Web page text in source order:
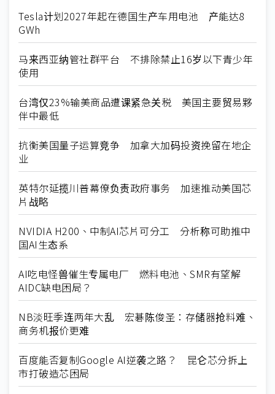
Tesla计划2027年起在德国生产车用电池 产能达8
GWh
马来西亚纳管社群平台 不排除禁止16岁以下青少年
使用
台湾仅23%输美商品遭课紧急关税 美国主要贸易夥
伴中最低
抗衡美国量子运算竞争 加拿大加码投资挽留在地企
业
英特尔延揽川普幕僚负责政府事务 加速推动美国芯
片战略
NVIDIA H200、中制AI芯片可分工 分析称可助推中
国AI生态系
AI吃电怪兽催生专属电厂 燃料电池、SMR有望解
AIDC缺电困局？
NB淡旺季连两年大乱 宏碁陈俊圣：存储器抢料难、
商务机报价更难
百度能否复制Google AI逆袭之路？ 昆仑芯分拆上
市打破造芯困局